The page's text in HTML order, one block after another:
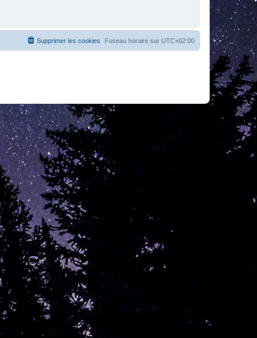
Fuseau horaire sur UTC+02:00
Supprimer les cookies